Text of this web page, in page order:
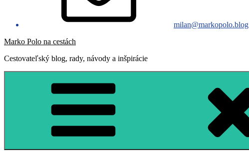
milan@markopolo.blog
Marko Polo na cestách
Cestovateľský blog, rady, návody a inšpirácie